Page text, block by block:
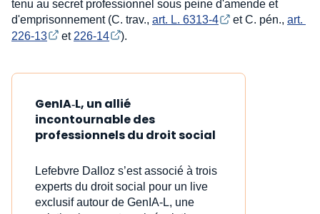
tenu au secret professionnel sous peine d'amende et
d'emprisonnement (C. trav., art. L. 6313-4 et C. pén., art.
226-13
et 226-14 ).
GenIA‑L, un allié
incontournable des
professionnels du droit social
Lefebvre Dalloz s’est associé à trois
experts du droit social pour un live
exclusif autour de GenIA‑L, une